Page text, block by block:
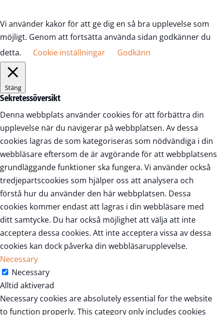
Vi använder kakor för att ge dig en så bra upplevelse som
möjligt. Genom att fortsätta använda sidan godkänner du
detta.
Cookie inställningar Godkänn
Stäng
Sekretessöversikt
Denna webbplats använder cookies för att förbättra din
upplevelse när du navigerar på webbplatsen. Av dessa
cookies lagras de som kategoriseras som nödvändiga i din
webbläsare eftersom de är avgörande för att webbplatsens
grundläggande funktioner ska fungera. Vi använder också
tredjepartscookies som hjälper oss att analysera och
förstå hur du använder den här webbplatsen. Dessa
cookies kommer endast att lagras i din webbläsare med
ditt samtycke. Du har också möjlighet att välja att inte
acceptera dessa cookies. Att inte acceptera vissa av dessa
cookies kan dock påverka din webbläsarupplevelse.
Necessary
Necessary
Alltid aktiverad
Necessary cookies are absolutely essential for the website
to function properly. This category only includes cookies